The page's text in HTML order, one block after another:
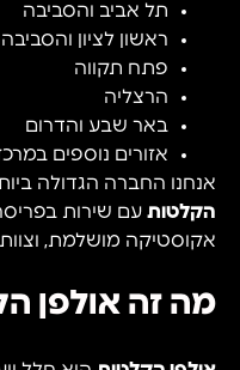
תל אביב והסביבה
ראשון לציון והסביבה
פתח תקווה
הרצליה
באר שבע והדרום
אזורים נוספים
אנחנו החברה הגדולה
הקלטות עם שירות
אקוסטיקה מושלמת,
מה זה אולפן